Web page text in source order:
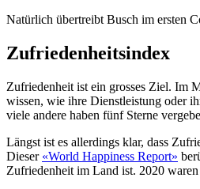
Natürlich übertreibt Busch im ersten
Zufriedenheitsindex
Zufriedenheit ist ein grosses Ziel. Im
wissen, wie ihre Dienstleistung oder
viele andere haben fünf Sterne
Längst ist es allerdings klar, dass
Dieser «World Happiness Report»
Zufriedenheit im Land ist. 2020